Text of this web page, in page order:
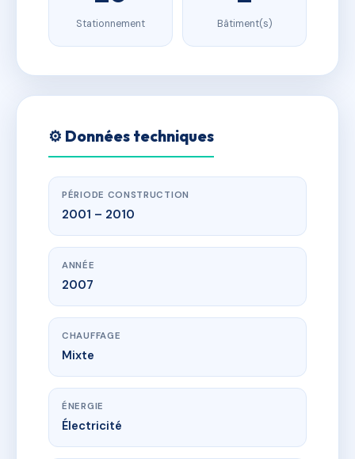
Stationnement Bâtiment(s)
⚙️ Données techniques
PÉRIODE CONSTRUCTION
2001 – 2010
ANNÉE
2007
CHAUFFAGE
Mixte
ÉNERGIE
Électricité